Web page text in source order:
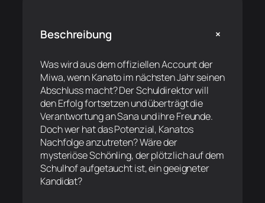
Beschreibung +
Was wird aus dem offiziellen Account der
Miwa, wenn Kanato im nächsten Jahr seinen
Abschluss macht? Der Schuldirektor will
den Erfolg fortsetzen und überträgt die
Verantwortung an Sana und ihre Freunde.
Doch wer hat das Potenzial, Kanatos
Nachfolge anzutreten? Wäre der
mysteriöse Schönling, der plötzlich auf dem
Schulhof aufgetaucht ist, ein geeigneter
Kandidat?